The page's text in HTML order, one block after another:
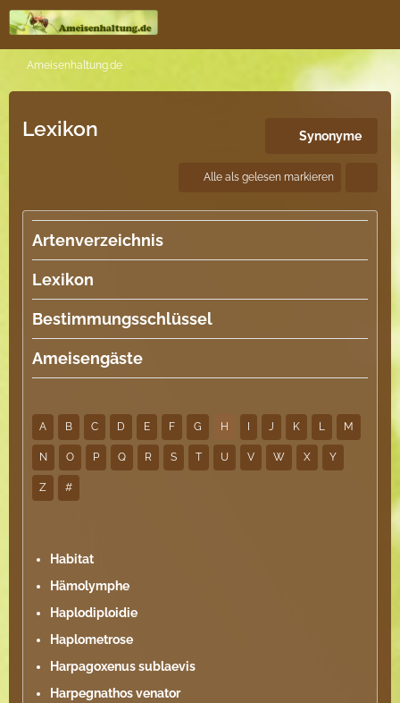
Ameisenhaltung.de
Lexikon Synonyme
Alle als gelesen markieren
Artenverzeichnis
Lexikon
Bestimmungsschlüssel
Ameisengäste
A B C D E F G H J K L M
N O P Q R S T U V W X Y
Z #
Habitat
Hämolymphe
Haplodiploidie
Haplometrose
Harpagoxenus sublaevis
Harpegnathos venator